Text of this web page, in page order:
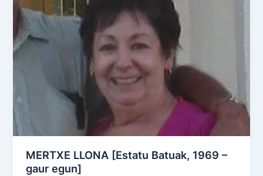
MERTXE LLONA [Estatu Batuak, 1969 –
gaur egun]